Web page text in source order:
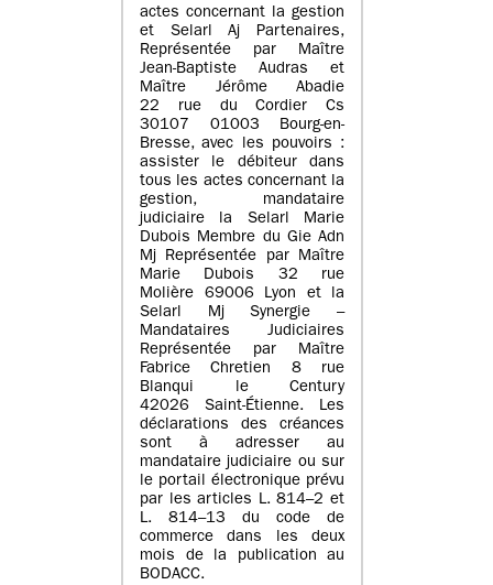
actes concernant la gestion
et Selarl Aj Partenaires,
Représentée par Maître
Jean-Baptiste Audras et
Maître Jérôme Abadie
22 rue du Cordier Cs
30107 01003 Bourg-en-
Bresse, avec les pouvoirs :
assister le débiteur dans
tous les actes concernant la
gestion, mandataire
judiciaire la Selarl Marie
Dubois Membre du Gie Adn
Mj Représentée par Maître
Marie Dubois 32 rue
Molière 69006 Lyon et la
Selarl Mj Synergie –
Mandataires Judiciaires
Représentée par Maître
Fabrice Chretien 8 rue
Blanqui le Century
42026 Saint-Étienne. Les
déclarations des créances
sont à adresser au
mandataire judiciaire ou sur
le portail électronique prévu
par les articles L. 814–2 et
L. 814–13 du code de
commerce dans les deux
mois de la publication au
BODACC.